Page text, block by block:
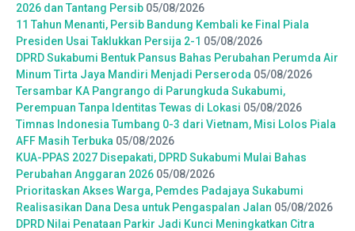
2026 dan Tantang Persib 05/08/2026
11 Tahun Menanti, Persib Bandung Kembali ke Final Piala
Presiden Usai Taklukkan Persija 2-1 05/08/2026
DPRD Sukabumi Bentuk Pansus Bahas Perubahan Perumda Air
Minum Tirta Jaya Mandiri Menjadi Perseroda 05/08/2026
Tersambar KA Pangrango di Parungkuda Sukabumi,
Perempuan Tanpa Identitas Tewas di Lokasi 05/08/2026
Timnas Indonesia Tumbang 0-3 dari Vietnam, Misi Lolos Piala
AFF Masih Terbuka 05/08/2026
KUA-PPAS 2027 Disepakati, DPRD Sukabumi Mulai Bahas
Perubahan Anggaran 2026 05/08/2026
Prioritaskan Akses Warga, Pemdes Padajaya Sukabumi
Realisasikan Dana Desa untuk Pengaspalan Jalan 05/08/2026
DPRD Nilai Penataan Parkir Jadi Kunci Meningkatkan Citra